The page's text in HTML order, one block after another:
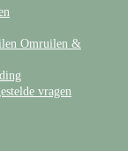
Omruilen &
vragen